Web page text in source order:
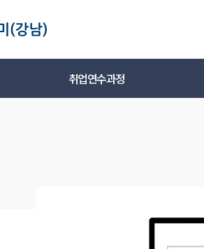
취업연수과정